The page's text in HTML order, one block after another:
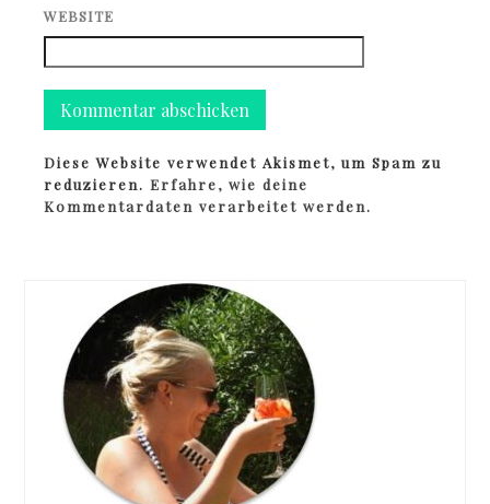
WEBSITE
Diese Website verwendet Akismet, um Spam zu
reduzieren.Erfahre, wie deine
Kommentardaten verarbeitet werden.